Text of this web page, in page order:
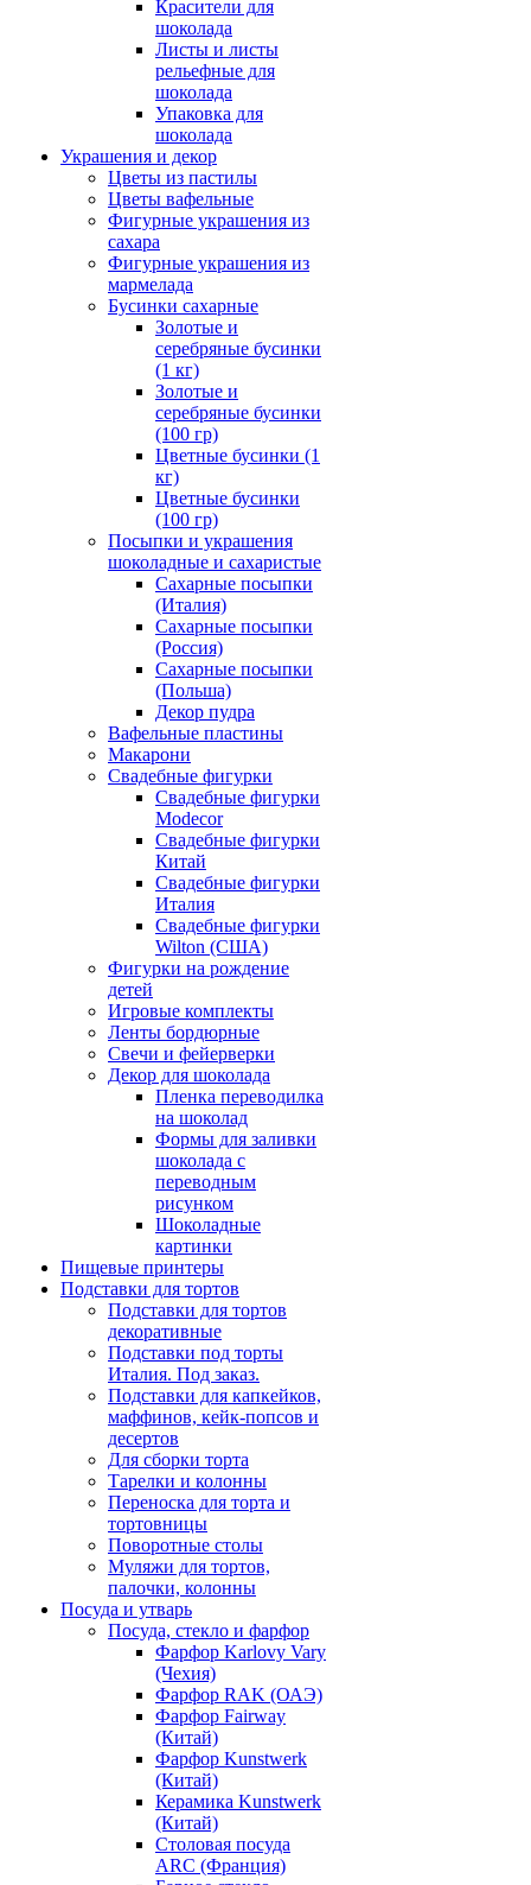
Красители для
шоколада
Листы и листы
рельефные для
шоколада
Упаковка для
шоколада
Украшения и декор
Цветы из пастилы
Цветы вафельные
Фигурные украшения из
сахара
Фигурные украшения из
мармелада
Бусинки сахарные
Золотые и
серебряные бусинки
(1 кг)
Золотые и
серебряные бусинки
(100 гр)
Цветные бусинки (1
кг)
Цветные бусинки
(100 гр)
Посыпки и украшения
шоколадные и сахаристые
Сахарные посыпки
(Италия)
Сахарные посыпки
(Россия)
Сахарные посыпки
(Польша)
Декор пудра
Вафельные пластины
Макарони
Свадебные фигурки
Свадебные фигурки
Modecor
Свадебные фигурки
Китай
Свадебные фигурки
Италия
Свадебные фигурки
Wilton (США)
Фигурки на рождение
детей
Игровые комплекты
Ленты бордюрные
Свечи и фейерверки
Декор для шоколада
Пленка переводилка
на шоколад
Формы для заливки
шоколада с
переводным
рисунком
Шоколадные
картинки
Пищевые принтеры
Подставки для тортов
Подставки для тортов
декоративные
Подставки под торты
Италия. Под заказ.
Подставки для капкейков,
маффинов, кейк-попсов и
десертов
Для сборки торта
Тарелки и колонны
Переноска для торта и
тортовницы
Поворотные столы
Муляжи для тортов,
палочки, колонны
Посуда и утварь
Посуда, стекло и фарфор
Фарфор Karlovy Vary
(Чехия)
Фарфор RAK (ОАЭ)
Фарфор Fairway
(Китай)
Фарфор Kunstwerk
(Китай)
Керамика Kunstwerk
(Китай)
Столовая посуда
ARC (Франция)